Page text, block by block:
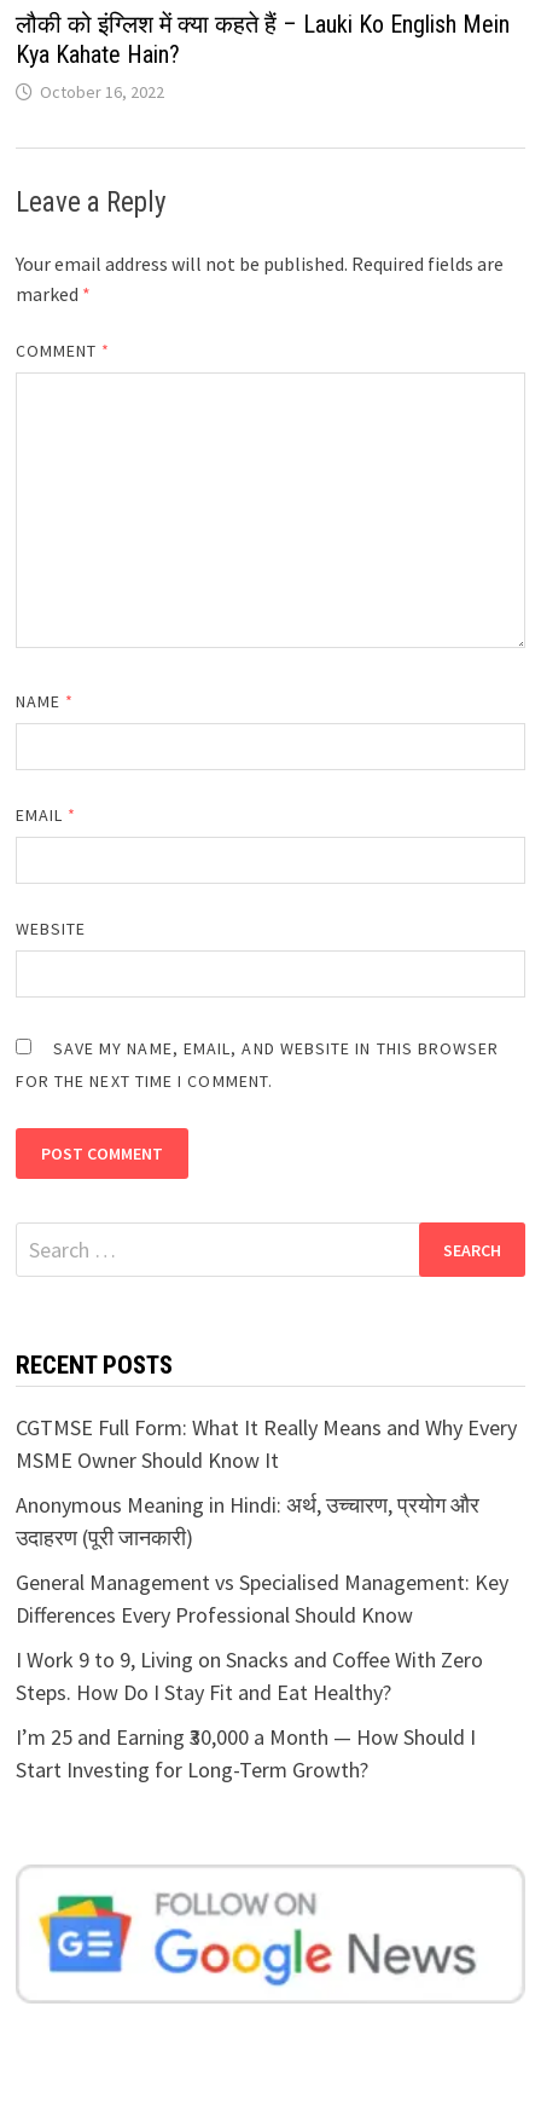
लौकी को इंग्लिश में क्या कहते हैं – Lauki Ko English Mein
Kya Kahate Hain?
October 16, 2022
Leave a Reply
Your email address will not be published. Required fields are
marked *
COMMENT *
NAME *
EMAIL *
WEBSITE
SAVE MY NAME, EMAIL, AND WEBSITE IN THIS BROWSER
FOR THE NEXT TIME I COMMENT.
Search
for:
RECENT POSTS
CGTMSE Full Form: What It Really Means and Why Every
MSME Owner Should Know It
Anonymous Meaning in Hindi: अर्थ, उच्चारण, प्रयोग और
उदाहरण (पूरी जानकारी)
General Management vs Specialised Management: Key
Differences Every Professional Should Know
I Work 9 to 9, Living on Snacks and Coffee With Zero
Steps. How Do I Stay Fit and Eat Healthy?
I’m 25 and Earning ₹30,000 a Month — How Should I
Start Investing for Long-Term Growth?